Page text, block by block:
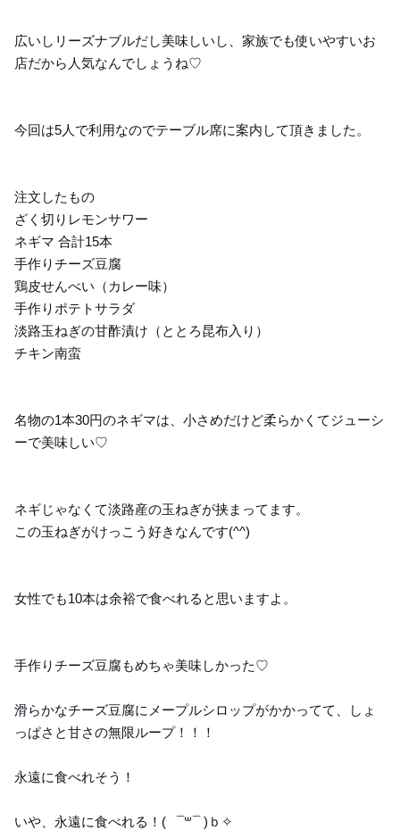
広いしリーズナブルだし美味しいし、家族でも使いやすいお
店だから人気なんでしょうね♡
今回は5人で利用なのでテーブル席に案内して頂きました。
注文したもの
ざく切りレモンサワー
ネギマ 合計15本
手作りチーズ豆腐
鶏皮せんべい（カレー味）
手作りポテトサラダ
淡路玉ねぎの甘酢漬け（ととろ昆布入り）
チキン南蛮
名物の1本30円のネギマは、小さめだけど柔らかくてジューシ
ーで美味しい♡
ネギじゃなくて淡路産の玉ねぎが挟まってます。
この玉ねぎがけっこう好きなんです(^^)
女性でも10本は余裕で食べれると思いますよ。
手作りチーズ豆腐もめちゃ美味しかった♡
滑らかなチーズ豆腐にメープルシロップがかかってて、しょ
っぱさと甘さの無限ループ！！！
永遠に食べれそう！
いや、永遠に食べれる！( ¯꒳¯ )ｂ✧